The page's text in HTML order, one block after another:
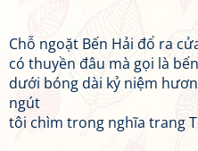
Chỗ ngoặt Bến Hải đổ ra
có thuyền đâu mà gọi là
dưới bóng dài kỷ niệm
ngút
tôi chìm trong nghĩa trang